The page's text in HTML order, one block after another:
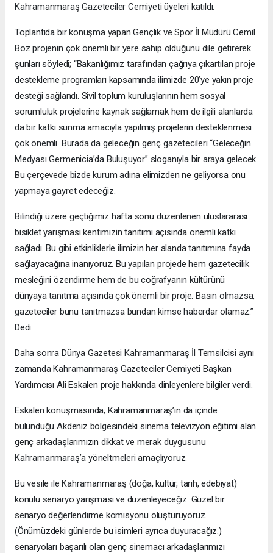
Kahramanmaraş Gazeteciler Cemiyeti üyeleri katıldı.
Toplantıda bir konuşma yapan Gençlik ve Spor İl Müdürü Cemil
Boz projenin çok önemli bir yere sahip olduğunu dile getirerek
şunları söyledi; “Bakanlığımız tarafından çağrıya çıkartılan proje
destekleme programları kapsamında ilimizde 20’ye yakın proje
desteği sağlandı. Sivil toplum kuruluşlarının hem sosyal
sorumluluk projelerine kaynak sağlamak hem de ilgili alanlarda
da bir katkı sunma amacıyla yapılmış projelerin desteklenmesi
çok önemli. Burada da geleceğin genç gazetecileri “Geleceğin
Medyası Germenicia’da Buluşuyor” sloganıyla bir araya gelecek.
Bu çerçevede bizde kurum adına elimizden ne geliyorsa onu
yapmaya gayret edeceğiz.
Bilindiği üzere geçtiğimiz hafta sonu düzenlenen uluslararası
bisiklet yarışması kentimizin tanıtımı açısında önemli katkı
sağladı. Bu gibi etkinliklerle ilimizin her alanda tanıtımına fayda
sağlayacağına inanıyoruz. Bu yapılan projede hem gazetecilik
mesleğini özendirme hem de bu coğrafyanın kültürünü
dünyaya tanıtma açısında çok önemli bir proje. Basın olmazsa,
gazeteciler bunu tanıtmazsa bundan kimse haberdar olamaz.”
Dedi.
Daha sonra Dünya Gazetesi Kahramanmaraş İl Temsilcisi aynı
zamanda Kahramanmaraş Gazeteciler Cemiyeti Başkan
Yardımcısı Ali Eskalen proje hakkında dinleyenlere bilgiler verdi.
Eskalen konuşmasında; Kahramanmaraş’ın da içinde
bulunduğu Akdeniz bölgesindeki sinema televizyon eğitimi alan
genç arkadaşlarımızın dikkat ve merak duygusunu
Kahramanmaraş’a yöneltmeleri amaçlıyoruz.
Bu vesile ile Kahramanmaraş (doğa, kültür, tarih, edebiyat)
konulu senaryo yarışması ve düzenleyeceğiz. Güzel bir
senaryo değerlendirme komisyonu oluşturuyoruz.
(Önümüzdeki günlerde bu isimleri ayrıca duyuracağız.)
senaryoları başarılı olan genç sinemacı arkadaşlarımızı